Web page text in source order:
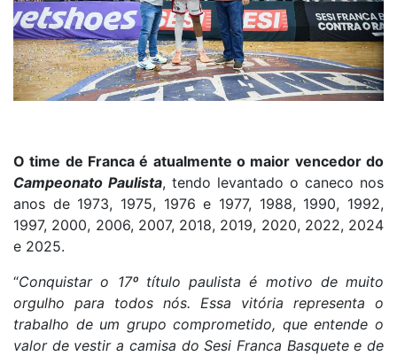
O time de Franca é atualmente o maior vencedor do
Campeonato Paulista, tendo levantado o caneco nos
anos de 1973, 1975, 1976 e 1977, 1988, 1990, 1992,
1997, 2000, 2006, 2007, 2018, 2019, 2020, 2022, 2024
e 2025.
“Conquistar o 17º título paulista é motivo de muito
orgulho para todos nós. Essa vitória representa o
trabalho de um grupo comprometido, que entende o
valor de vestir a camisa do Sesi Franca Basquete e de